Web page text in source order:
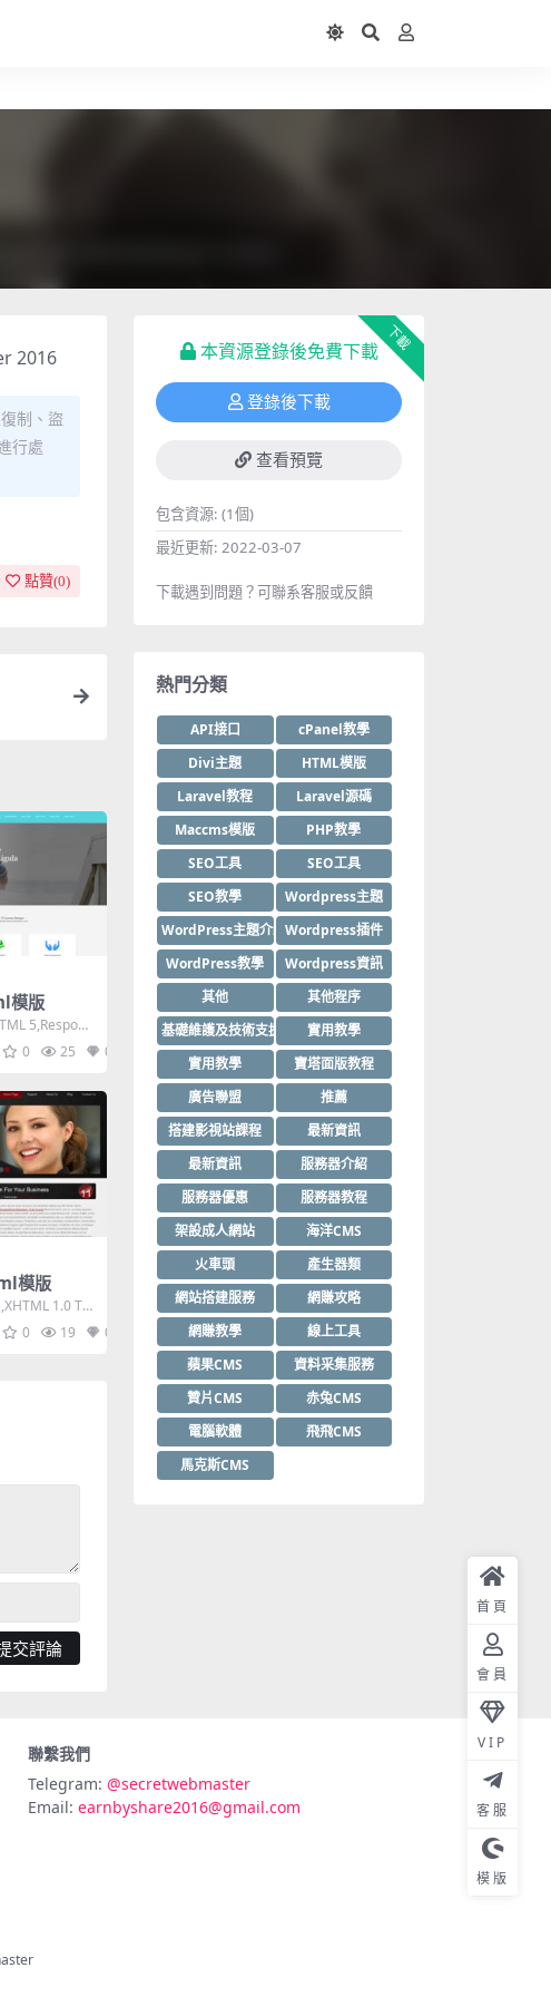
2016
制、盜
行處
點贊(0)
模版
5,Respons
0 25 0
模版
1.0 Tra
0 19 0
下載
本資源登錄後免費下載
登錄後下載
查看預覽
包含資源: (1個)
最近更新: 2022-03-07
下載遇到問題？可聯系客服或反饋
熱門分類
API接口
cPanel教學
Divi主題
HTML模版
Laravel教程
Laravel源碼
Maccms模版
PHP教學
SEO工具
SEO工具
SEO教學
Wordpress主題
WordPress主題介紹Wordpress插件
WordPress教學
Wordpress資訊
其他
其他程序
基礎維護及技術支援
實用教學
實用教學
寶塔面版教程
廣告聯盟
推薦
搭建影視站課程
最新資訊
最新資訊
服務器介紹
服務器優惠
服務器教程
架設成人網站
海洋CMS
火車頭
產生器類
網站搭建服務
網賺攻略
網賺教學
線上工具
蘋果CMS
資料采集服務
贊片CMS
赤兔CMS
電腦軟體
飛飛CMS
馬克斯CMS
聯繫我們
Telegram: @secretwebmaster
Email: earnbyshare2016@gmail.com
首頁
會員
VIP
客服
模版